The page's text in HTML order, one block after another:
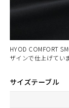
HYOD COMFORT
ザインで仕上げていま
サイズテーブル